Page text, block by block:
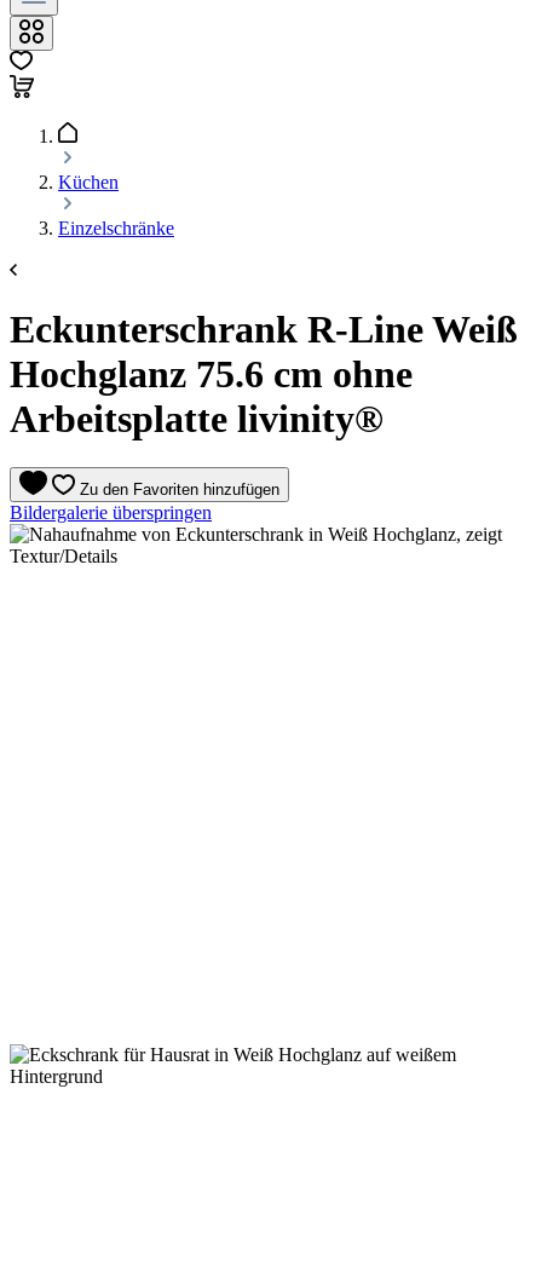
Küchen
Einzelschränke
Eckunterschrank R-Line Weiß
Hochglanz 75.6 cm ohne
Arbeitsplatte livinity®
Zu den Favoriten hinzufügen
Bildergalerie überspringen